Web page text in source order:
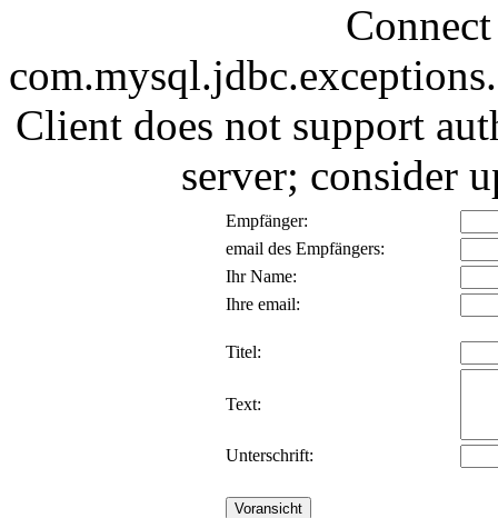
Client does not support
server; consider
Empfänger:
email des Empfängers:
Ihr Name:
Ihre email:
Titel:
Text:
Unterschrift: